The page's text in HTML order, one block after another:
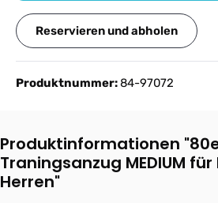
Reservieren und abholen
Produktnummer:84-97072
Produktinformationen
Traningsanzug MEDIUM
Herren"